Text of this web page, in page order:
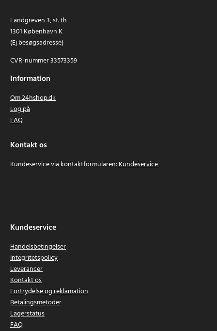
Landgreven 3, st. th
1301 København K
(Ej besøgsadresse)
CVR-nummer 33573359
Information
Om 24hshop.dk
Log på
FAQ
Kontakt os
Kundeservice via kontaktformularen:Kundeservice
Kundeservice
Handelsbetingelser
Integritetspolicy
Leverancer
Kontakt os
Fortrydelse og reklamation
Betalingsmetoder
Lagerstatus
FAQ